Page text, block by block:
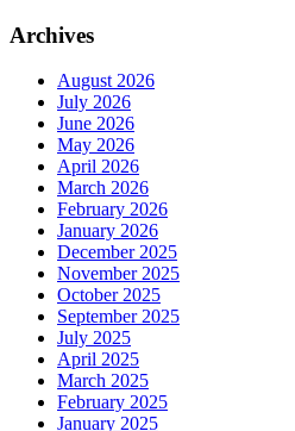
Archives
August 2026
July 2026
June 2026
May 2026
April 2026
March 2026
February 2026
January 2026
December 2025
November 2025
October 2025
September 2025
July 2025
April 2025
March 2025
February 2025
January 2025